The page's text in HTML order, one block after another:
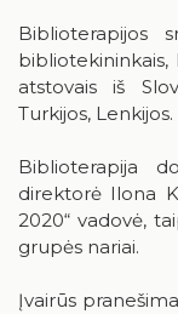
Biblioterapijos
atstovais iš
Turkijos, Lenkijos.
Biblioterapija
direktorė Ilona
2020“ vadovė,
grupės nariai.
Įvairūs